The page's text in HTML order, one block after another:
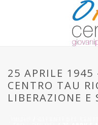
25 APRILE
CENTRO TAU
LIBERAZIONE E